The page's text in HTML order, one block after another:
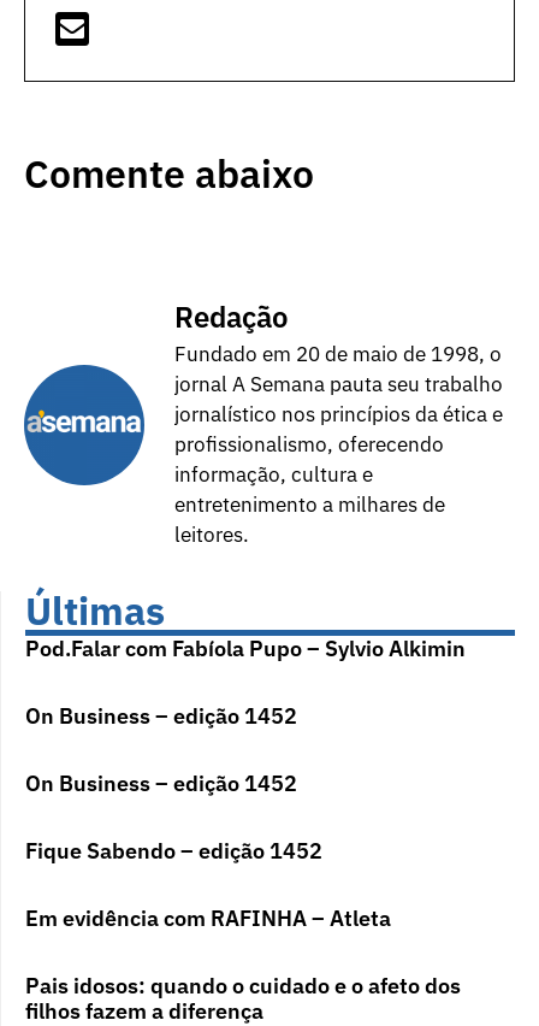
Comente abaixo
Redação
Fundado em 20 de maio de 1998, o
jornal A Semana pauta seu trabalho
jornalístico nos princípios da ética e
profissionalismo, oferecendo
informação, cultura e
entretenimento a milhares de
leitores.
Últimas
Pod.Falar com Fabíola Pupo – Sylvio Alkimin
On Business – edição 1452
On Business – edição 1452
Fique Sabendo – edição 1452
Em evidência com RAFINHA – Atleta
Pais idosos: quando o cuidado e o afeto dos
filhos fazem a diferença